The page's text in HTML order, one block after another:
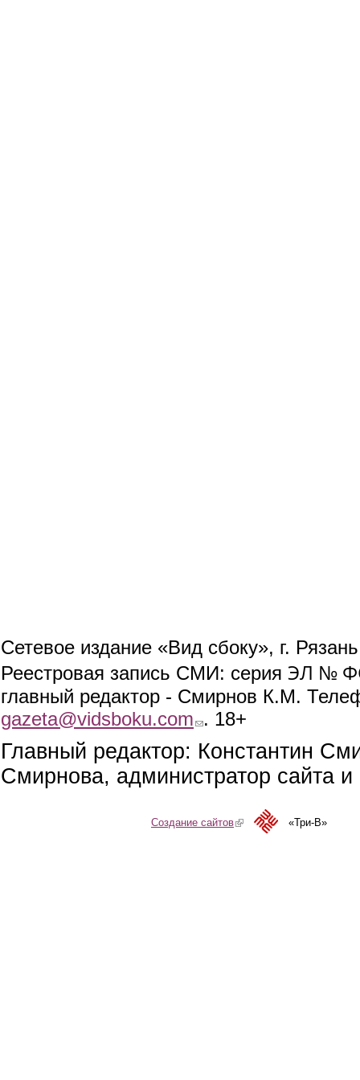
Сетевое издание «Вид сбоку», г.
Реестровая запись СМИ: серия ЭЛ №
главный редактор - Смирнов К.М.
gazeta@vidsboku.com (link sends e-mail)
. 18+
Главный редактор: Константин
Смирнова, администратор сайта
Создание сайтов(link is external)«Три-В»